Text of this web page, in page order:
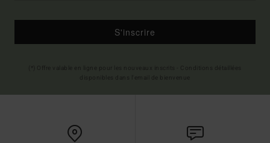
S'inscrire